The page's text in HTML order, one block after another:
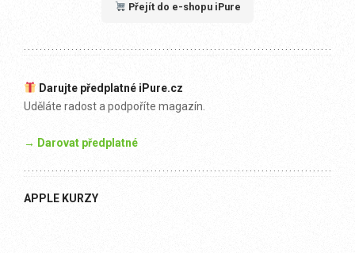
Přejít do e-shopu iPure
Darujte předplatné iPure.cz
Uděláte radost a podpoříte magazín.
→ Darovat předplatné
APPLE KURZY